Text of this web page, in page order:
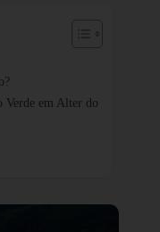
Verde em Alter do